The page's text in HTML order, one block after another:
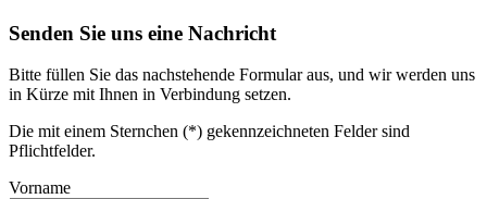
Senden Sie uns eine Nachricht
Bitte füllen Sie das nachstehende Formular aus, und wir werden uns
in Kürze mit Ihnen in Verbindung setzen.
Die mit einem Sternchen (*) gekennzeichneten Felder sind
Pflichtfelder.
Vorname